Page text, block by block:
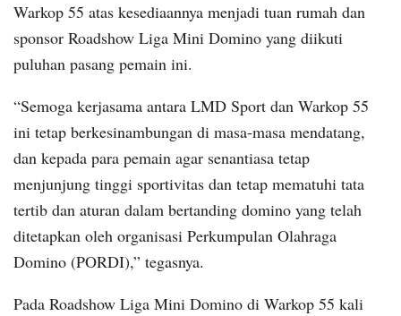
Warkop 55 atas kesediaannya menjadi tuan rumah dan
sponsor Roadshow Liga Mini Domino yang diikuti
puluhan pasang pemain ini.
“Semoga kerjasama antara LMD Sport dan Warkop 55
ini tetap berkesinambungan di masa-masa mendatang,
dan kepada para pemain agar senantiasa tetap
menjunjung tinggi sportivitas dan tetap mematuhi tata
tertib dan aturan dalam bertanding domino yang telah
ditetapkan oleh organisasi Perkumpulan Olahraga
Domino (PORDI),” tegasnya.
Pada Roadshow Liga Mini Domino di Warkop 55 kali